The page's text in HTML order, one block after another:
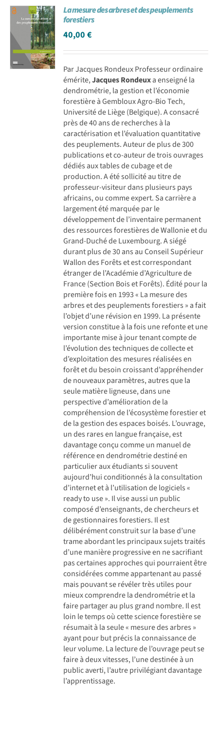
Achat en ligne
Panier WooCommerce
La mesure des arbres et des peuplements
forestiers
40,00€
Par Jacques Rondeux Professeur ordinaire
émérite,Jacques Rondeuxa enseigné la
dendrométrie, la gestion et l’économie
forestière à Gembloux Agro-Bio Tech,
Université de Liège (Belgique). A consacré
près de 40 ans de recherches à la
caractérisation et l’évaluation quantitative
des peuplements. Auteur de plus de 300
publications et co-auteur de trois ouvrages
dédiés aux tables de cubage et de
production. A été sollicité au titre de
professeur-visiteur dans plusieurs pays
africains, ou comme expert. Sa carrière a
largement été marquée par le
développement de l’inventaire permanent
des ressources forestières de Wallonie et du
Grand-Duché de Luxembourg. A siégé
durant plus de 30 ans au Conseil Supérieur
Wallon des Forêts et est correspondant
étranger de l’Académie d’Agriculture de
France (Section Bois et Forêts). Édité pour la
première fois en 1993 « La mesure des
arbres et des peuplements forestiers » a fait
l’objet d’une révision en 1999. La présente
version constitue à la fois une refonte et une
importante mise à jour tenant compte de
l’évolution des techniques de collecte et
d’exploitation des mesures réalisées en
forêt et du besoin croissant d’appréhender
de nouveaux paramètres, autres que la
seule matière ligneuse, dans une
perspective d’amélioration de la
compréhension de l’écosystème forestier et
de la gestion des espaces boisés. L’ouvrage,
un des rares en langue française, est
davantage conçu comme un manuel de
référence en dendrométrie destiné en
particulier aux étudiants si souvent
aujourd’hui conditionnés à la consultation
d’internet et à l’utilisation de logiciels «
ready to use ». Il vise aussi un public
composé d’enseignants, de chercheurs et
de gestionnaires forestiers. Il est
délibérément construit sur la base d’une
trame abordant les principaux sujets traités
d’une manière progressive en ne sacrifiant
pas certaines approches qui pourraient être
considérées comme appartenant au passé
mais pouvant se révéler très utiles pour
mieux comprendre la dendrométrie et la
faire partager au plus grand nombre. Il est
loin le temps où cette science forestière se
résumait à la seule « mesure des arbres »
ayant pour but précis la connaissance de
leur volume. La lecture de l’ouvrage peut se
faire à deux vitesses, l’une destinée à un
public averti, l’autre privilégiant davantage
l’apprentissage.